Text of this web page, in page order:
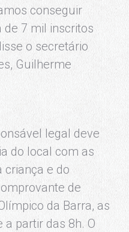
conseguir
7 mil inscritos
o secretário
Guilherme
legal deve
do local com as
criança e do
de
da Barra, as
a partir das 8h. O